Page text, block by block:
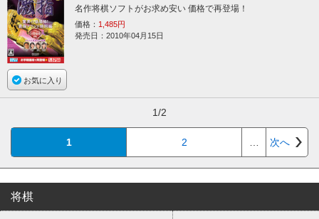
お気に入り
名作将棋ソフトがお求め安い 価格で再登場！
価格： 1,485円
発売日：2010年04月15日
1/2
1 2 … 次へ
将棋